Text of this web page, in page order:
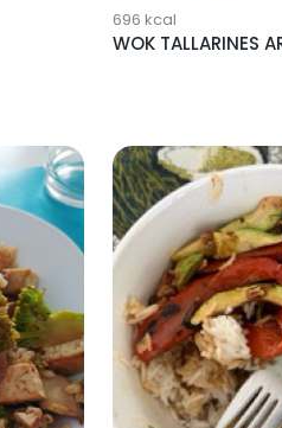
696 kcal
WOK TALLARINES